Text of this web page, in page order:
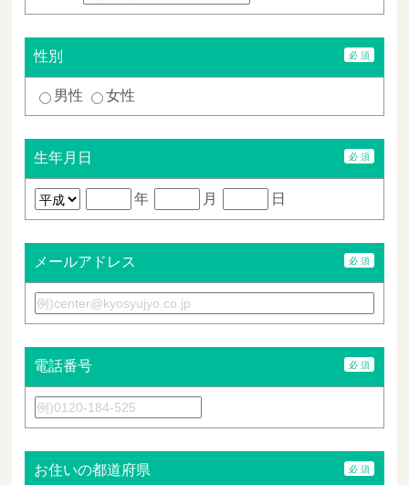
性別
男性 女性
生年月日
年 月 日
メールアドレス
電話番号
お住いの都道府県